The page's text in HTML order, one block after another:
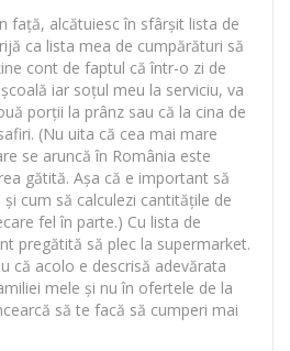
față, alcătuiesc în sfârșit lista de
ca lista mea de cumpărături să
cont de faptul că într-o zi de
iar soțul meu la serviciu, va
porții la prânz sau că la cina de
(Nu uita că cea mai mare
se aruncă în România este
gătită. Așa că e important să
cum să calculezi cantitățile de
fel în parte.) Cu lista de
pregătită să plec la supermarket.
că acolo e descrisă adevărata
mele și nu în ofertele de la
să te facă să cumperi mai